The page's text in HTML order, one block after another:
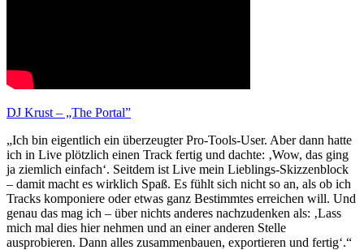
DJ Krust – „The Portal”
„Ich bin eigentlich ein überzeugter Pro-Tools-User. Aber dann hatte
ich in Live plötzlich einen Track fertig und dachte: ‚Wow, das ging
ja ziemlich einfach‘. Seitdem ist Live mein Lieblings-Skizzenblock
– damit macht es wirklich Spaß. Es fühlt sich nicht so an, als ob ich
Tracks komponiere oder etwas ganz Bestimmtes erreichen will. Und
genau das mag ich – über nichts anderes nachzudenken als: ‚Lass
mich mal dies hier nehmen und an einer anderen Stelle
ausprobieren. Dann alles zusammenbauen, exportieren und fertig‘.“